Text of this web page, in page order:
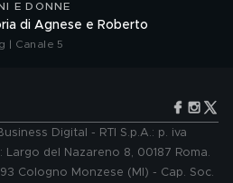
E DONNE
di Agnese e Roberto
| Canale 5
Digital - RTI S.p.A.: p. iva
Largo del Nazareno 8, 00187 Roma.
Cologno Monzese (MI) - Cap. Soc.